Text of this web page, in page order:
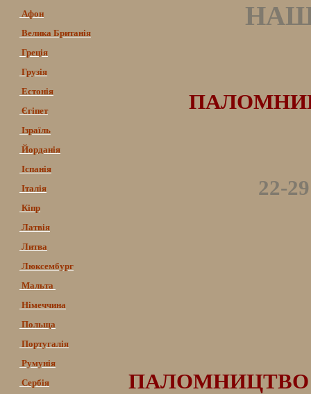
Афон
Велика Британія
Греція
Грузія
Естонія
Єгіпет
Ізраїль
Йорданія
Іспанія
Італія
Кіпр
Латвія
Литва
Люксембург
Мальта
Німеччина
Польща
Португалія
Румунія
Сербія
22-
ПАЛОМНИЦТВО